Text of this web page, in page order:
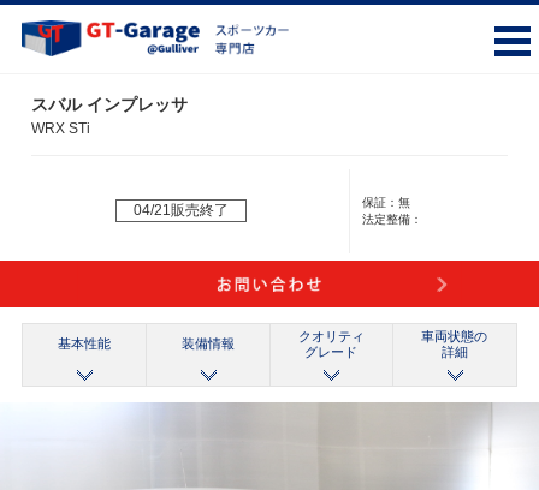
スバル インプレッサ
WRX STi
04/21販売終了 保証：無
法定整備：
基本性能 装備情報
クオリティ
グレード
車両状態の
詳細